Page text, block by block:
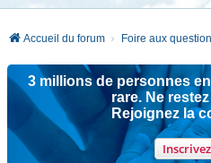
Accueil du forum Foire aux
3 millions de personnes
rare. Ne
Rejoignez la